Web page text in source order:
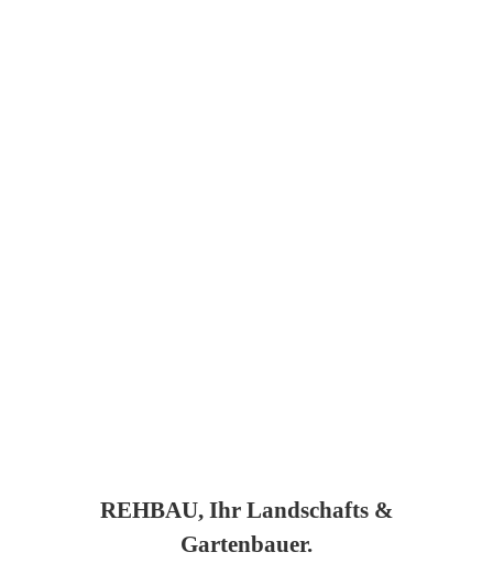
REHBAU, Ihr Landschafts &
Gartenbauer.